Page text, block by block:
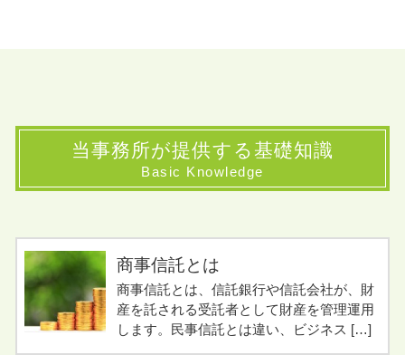
当事務所が提供する基礎知識
Basic Knowledge
商事信託とは
商事信託とは、信託銀行や信託会社が、財
産を託される受託者として財産を管理運用
します。民事信託とは違い、ビジネス […]